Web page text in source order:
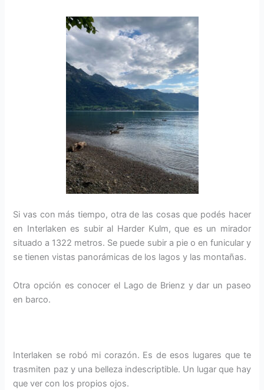
Si vas con más tiempo, otra de las cosas que podés hacer
en Interlaken es subir al Harder Kulm, que es un mirador
situado a 1322 metros. Se puede subir a pie o en funicular y
se tienen vistas panorámicas de los lagos y las montañas.
Otra opción es conocer el Lago de Brienz y dar un paseo
en barco.
Interlaken se robó mi corazón. Es de esos lugares que te
trasmiten paz y una belleza indescriptible. Un lugar que hay
que ver con los propios ojos.